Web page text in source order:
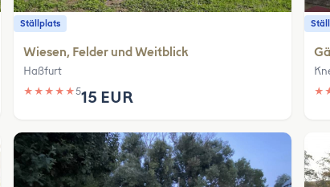
Ställplats
Wiesen, Felder und Weitblick
Haßfurt
★ ★ ★ ★ ★515 EUR ★